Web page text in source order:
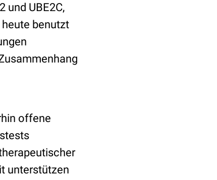
und UBE2C,
benutzt
offene
unterstützen